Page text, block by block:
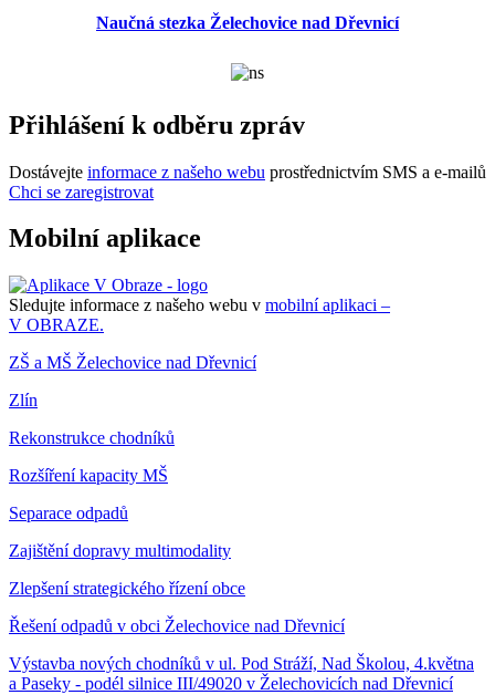
Naučná stezka Želechovice nad Dřevnicí
Přihlášení k odběru zpráv
Dostávejte informace z našeho webu prostřednictvím SMS a e-mailů
Chci se zaregistrovat
Mobilní aplikace
Sledujte informace z našeho webu v mobilní aplikaci –
V OBRAZE.
ZŠ a MŠ Želechovice nad Dřevnicí
Zlín
Rekonstrukce chodníků
Rozšíření kapacity MŠ
Separace odpadů
Zajištění dopravy multimodality
Zlepšení strategického řízení obce
Řešení odpadů v obci Želechovice nad Dřevnicí
Výstavba nových chodníků v ul. Pod Stráží, Nad Školou, 4.května
a Paseky - podél silnice III/49020 v Želechovicích nad Dřevnicí